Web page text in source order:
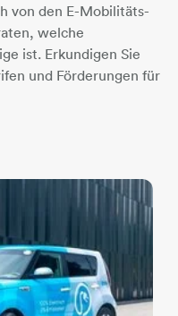
von den E-Mobilitäts-
welche
ist. Erkundigen Sie
und Förderungen für